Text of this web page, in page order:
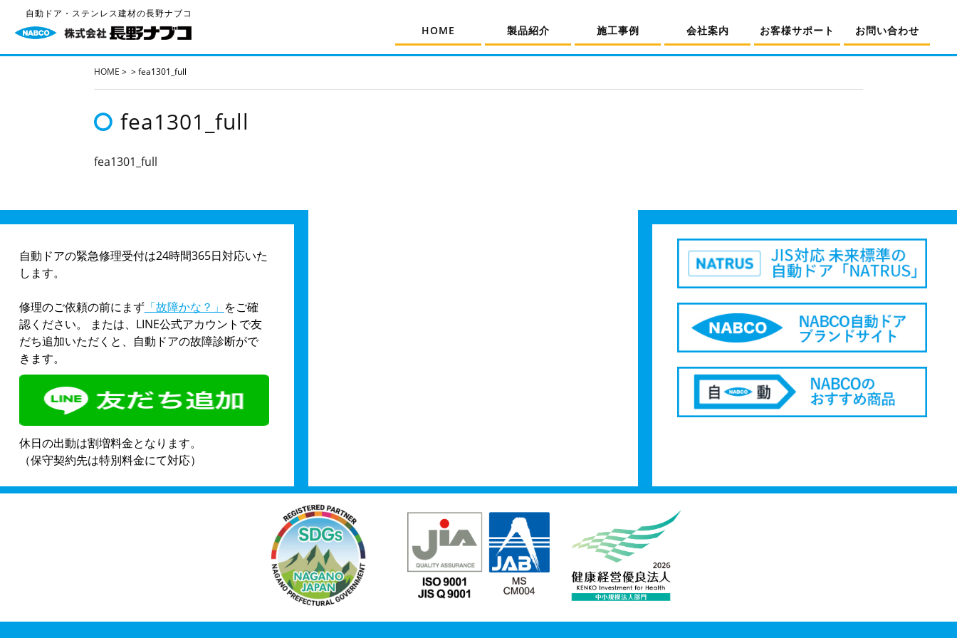
自動ドア・ステンレス建材の長野ナブコ
HOME 製品紹介 施工事例 会社案内 お客様サポート お問い合わせ
HOME > >fea1301_full
fea1301_full
fea1301_full
自動ドアの緊急修理受付は24時間365日対応いた
します。
修理のご依頼の前にまず「故障かな？」 をご確
認ください。 または、LINE公式アカウントで友
だち追加いただくと、自動ドアの故障診断がで
きます。
休日の出動は割増料金となります。
（保守契約先は特別料金にて対応）